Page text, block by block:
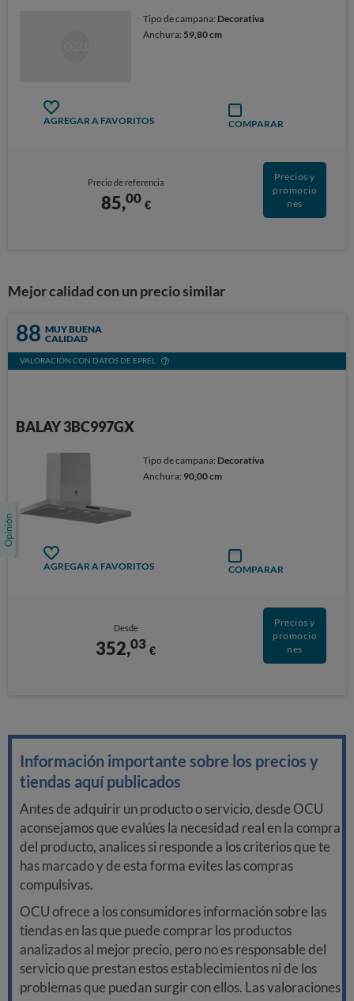
Tipo de campana: Decorativa
Anchura: 59,80 cm
AGREGAR A FAVORITOS COMPARAR
Precio de referencia
85,00 €
Precios y
promocio
nes
Mejor calidad con un precio similar
88 MUY BUENA
CALIDAD
VALORACIÓN CON DATOS DE EPREL
BALAY 3BC997GX
Tipo de campana: Decorativa
Anchura: 90,00 cm
AGREGAR A FAVORITOS COMPARAR
Desde
352,03 €
Precios y
promocio
nes
Información importante sobre los precios y
tiendas aquí publicados
Antes de adquirir un producto o servicio, desde OCU
aconsejamos que evalúes la necesidad real en la compra
del producto, analices si responde a los criterios que te
has marcado y de esta forma evites las compras
compulsivas.
OCU ofrece a los consumidores información sobre las
tiendas en las que puede comprar los productos
analizados al mejor precio, pero no es responsable del
servicio que prestan estos establecimientos ni de los
problemas que puedan surgir con ellos. Las valoraciones